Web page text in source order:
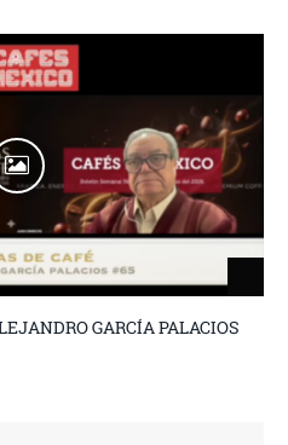
GARCÍA PALACIOS